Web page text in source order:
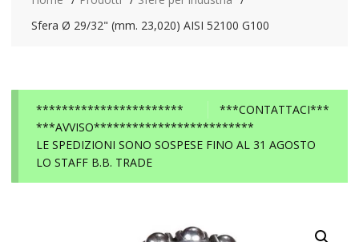
Sfera Ø 29/32" (mm. 23,020) AISI 52100 G100
***CONTATTACI***
***********************
***AVVISO*************************
LE SPEDIZIONI SONO SOSPESE FINO AL 31 AGOSTO
LO STAFF B.B. TRADE